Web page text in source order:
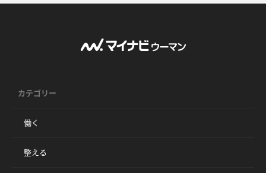
カテゴリー
働く
整える